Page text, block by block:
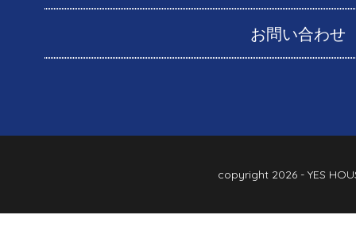
お問い合わせ
copyright 2026 - YES